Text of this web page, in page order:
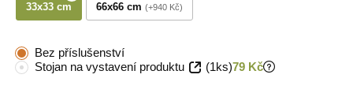
33x33 cm 66x66 cm +940 Kč
Bez příslušenství
Stojan na vystavení produktu
(1ks)79 Kč